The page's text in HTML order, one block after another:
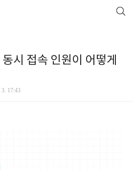
시 접속 인원이 어떻게
3. 17:43